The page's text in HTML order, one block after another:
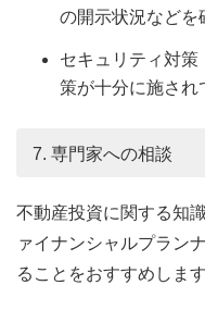
の開示状況などを
セキュリティ対
策が十分に施され
7. 専門家への相談
不動産投資に関する知
ァイナンシャルプラン
ることをおすすめします